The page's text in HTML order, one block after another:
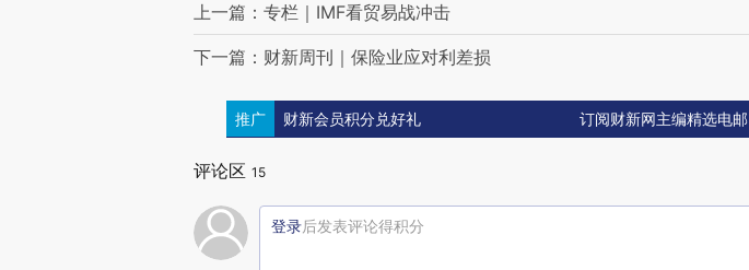
上一篇：专栏｜IMF看贸易战冲击
下一篇：财新周刊｜保险业应对利差损
推广 财新会员积分兑好礼 订阅财新网主编精选电邮
评论区 15
登录后发表评论得积分